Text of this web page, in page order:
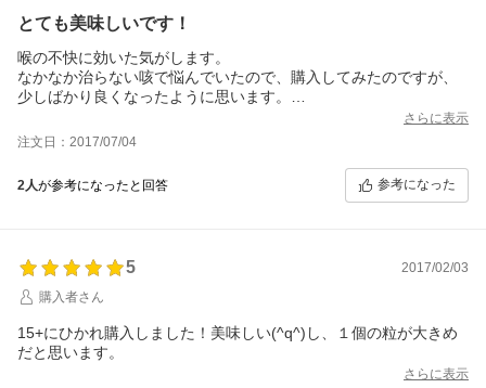
とても美味しいです！
喉の不快に効いた気がします。
なかなか治らない咳で悩んでいたので、購入してみたのですが、
少しばかり良くなったように思います。
瓶に入ったものにしようか迷ったのですが、マヌカハニーという
となかなか高価なものなので、まず、こちらで試してみようと思
味がおいしく、とても食べやすいキャンディだと思いました。
持ち歩きにも、とても良いと思います。
さらに表示
注文日：2017/07/04
2人が参考になったと回答 参考になった
5
2017/02/03
購入者さん
15+にひかれ購入しました！美味しい(^q^)し、１個の粒が大きめ
だと思います。
さらに表示